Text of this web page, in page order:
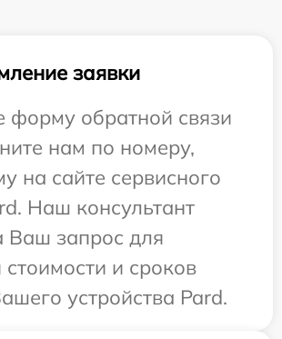
заявки
форму обратной связи
нам по номеру,
на сайте сервисного
Наш консультант
Ваш запрос для
стоимости и сроков
устройства Pard.